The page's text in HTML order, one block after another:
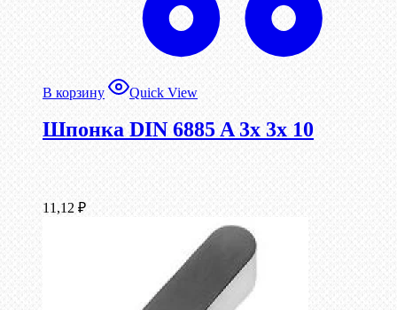
В корзину Quick View
Шпонка DIN 6885 A 3x 3x 10
11,12 ₽